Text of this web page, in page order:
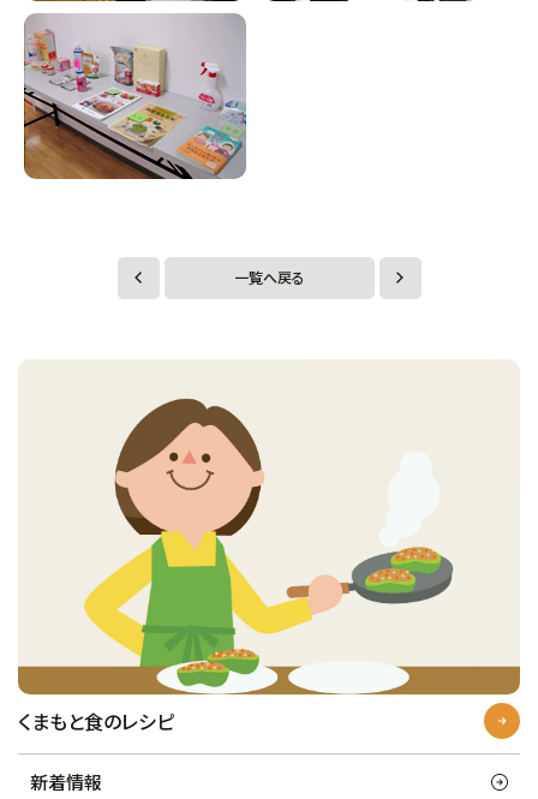
くまもと食のレシピ
新着情報
一覧へ戻る